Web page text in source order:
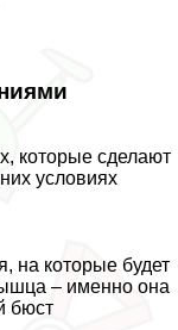
которые сделают
условиях
на которые будет
– именно она
бюcт